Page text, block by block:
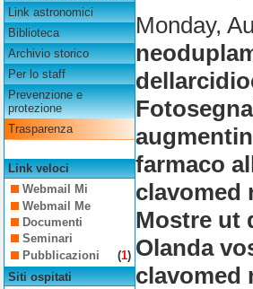
Link astronomici
Biblioteca
Archivio storico
Per lo staff
Prevenzione e
protezione
Trasparenza
Link veloci
Webmail Mi
Webmail Me
Documenti
Seminari
Pubblicazioni
(1)
Siti ospitati
Monday,
farmaco
clavomed
Mostre ut
Olanda
clavomed